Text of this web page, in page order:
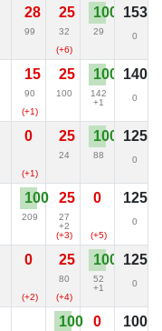
28
99
25
32
(+6)
100
29
153
0
15
90
(+1)
25
100
100
142
+1
140
0
0
(+1)
25
24
100
88
125
0
100
209
25
27
+2
(+3)
0
(+5)
125
0
0
(+2)
25
80
(+4)
100
52
+1
125
0
100 0 100